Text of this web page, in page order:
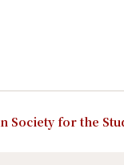
Society for the